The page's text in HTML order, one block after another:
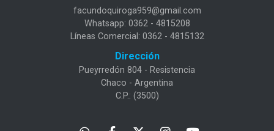
facundoquiroga959@gmail.com
Whatsapp: 0362 - 4815208
Líneas Comercial: 0362 - 4815132
Dirección
Pueyrredón 804 - Resistencia
Chaco - Argentina
C.P.: (3500)